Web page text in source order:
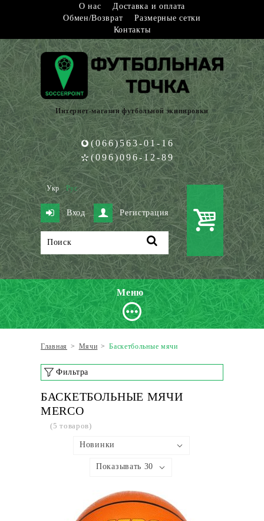
О нас
Доставка и оплата
Обмен/Возврат
Размерные сетки
Контакты
Интернет-магазин футбольной экипировки
(066)563-01-16
(096)096-12-89
Укр Рус
Вход Регистрация
Меню
Главная > Мячи > Баскетбольные мячи
Фильтра
БАСКЕТБОЛЬНЫЕ МЯЧИ
MERCO
(5 товаров)
Новинки
Показывать 30